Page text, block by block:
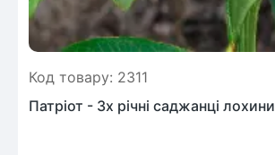
Код товару: 2311
Патріот - 3х річні саджанці лохини